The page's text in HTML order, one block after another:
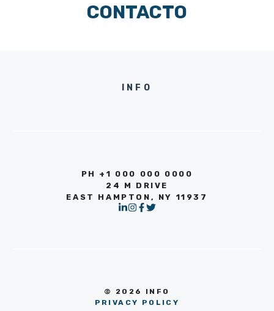
CONTACTO
INFO
PH +1 000 000 0000
24 M DRIVE
EAST HAMPTON, NY 11937
© 2026 INFO
PRIVACY POLICY